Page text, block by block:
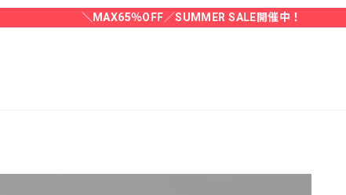
＼MAX65％OFF／SUMMER SALE開催中！